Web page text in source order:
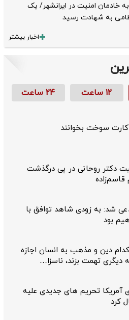
به خادمان امنیت در ایرانشهر/ یک
به شهادت رسید
اخبار بیشتر
۱۲ ساعت ۲۴ ساعت
کارت سوخت بخوانند
دکتر روحانی در پی درگذشت
قاسم‌زاده
شد: به زودی شاهد توافق با
بود
دین و مذهب به انسان اجازه
دیگری تهمت بزند، ناسزا…
آمریکا تحریم های جدیدی علیه
کرد